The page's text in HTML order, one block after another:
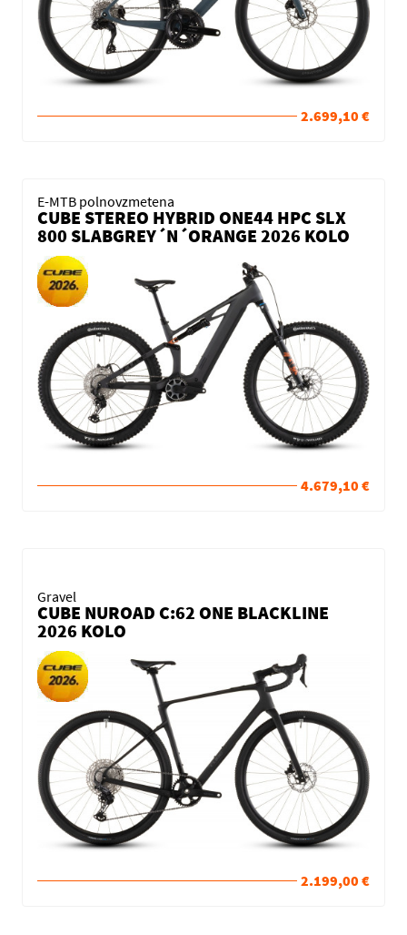
2.699,10 €
E-MTB polnovzmetena
CUBE STEREO HYBRID ONE44 HPC SLX
800 SLABGREY´N´ORANGE 2026 KOLO
4.679,10 €
Gravel
CUBE NUROAD C:62 ONE BLACKLINE
2026 KOLO
2.199,00 €